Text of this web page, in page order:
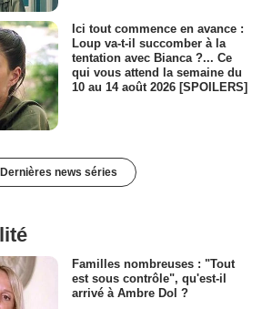
Ici tout commence en avance :
Loup va-t-il succomber à la
tentation avec Bianca ?... Ce
qui vous attend la semaine du
10 au 14 août 2026 [SPOILERS]
Dernières news séries
Familles nombreuses : "Tout
est sous contrôle", qu'est-il
arrivé à Ambre Dol ?